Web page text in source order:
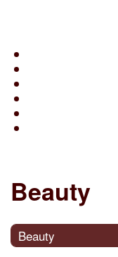
Beauty
Beauty